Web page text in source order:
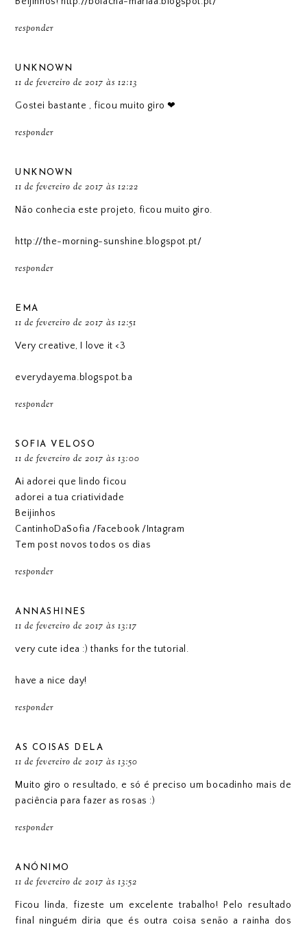
responder
UNKNOWN
11 de fevereiro de 2017 às 12:13
Gostei bastante , ficou muito giro ❤
responder
UNKNOWN
11 de fevereiro de 2017 às 12:22
Não conhecia este projeto, ficou muito giro.
http://the-morning-sunshine.blogspot.pt/
responder
EMA
11 de fevereiro de 2017 às 12:51
Very creative, I love it <3
everydayema.blogspot.ba
responder
SOFIA VELOSO
11 de fevereiro de 2017 às 13:00
Ai adorei que lindo ficou
adorei a tua criatividade
Beijinhos
CantinhoDaSofia /Facebook / Intagram
Tem post novos todos os dias
responder
ANNASHINES
11 de fevereiro de 2017 às 13:17
very cute idea :) thanks for the tutorial.
have a nice day!
responder
AS COISAS DELA
11 de fevereiro de 2017 às 13:50
Muito giro o resultado, e só é preciso um bocadinho mais de
paciência para fazer as rosas :)
responder
ANÓNIMO
11 de fevereiro de 2017 às 13:52
Ficou linda, fizeste um excelente trabalho! Pelo resultado
final ninguém diria que és outra coisa senão a rainha dos